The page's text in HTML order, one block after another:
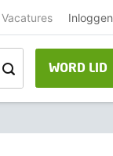
Vacatures Inloggen
WORD LID